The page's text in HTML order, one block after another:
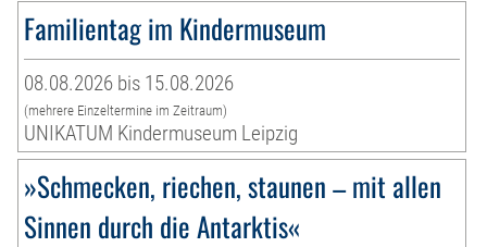
Familientag im Kindermuseum
08.08.2026 bis 15.08.2026
(mehrere Einzeltermine im Zeitraum)
UNIKATUM Kindermuseum Leipzig
»Schmecken, riechen, staunen – mit allen
Sinnen durch die Antarktis«